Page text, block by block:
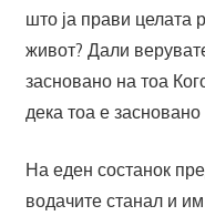
што ја прави целата
живот? Дали
засновано на тоа
дека тоа е
На еден состанок
водачите станал и